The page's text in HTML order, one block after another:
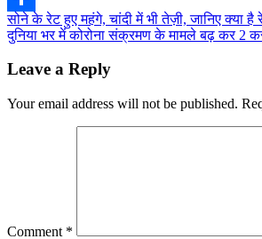
Share
Post
navigation
सोने के रेट हुए महंगे, चांदी में भी तेज़ी, जानिए क्या है
दुनिया भर में कोरोना संक्रमण के मामले बढ़ कर 2
Leave a Reply
Your email address will not be published.
Comment *